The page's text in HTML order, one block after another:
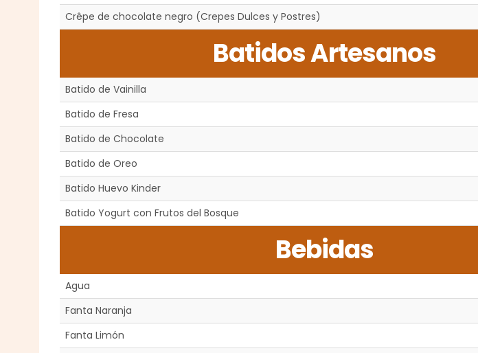
Crêpe de chocolate negro (Crepes Dulces y Postres)
Batidos Artesanos
Batido de Vainilla
Batido de Fresa
Batido de Chocolate
Batido de Oreo
Batido Huevo Kinder
Batido Yogurt con Frutos del Bosque
Bebidas
Agua
Fanta Naranja
Fanta Limón